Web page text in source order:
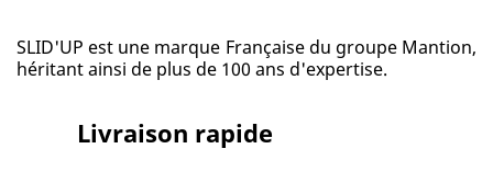
SLID'UP est une marque Française du groupe Mantion,
héritant ainsi de plus de 100 ans d'expertise.
Livraison rapide